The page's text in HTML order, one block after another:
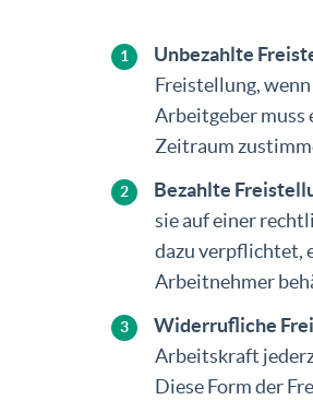
Unbezahlte
Freistellung,
Arbeitgeber muss
Zeitraum
Bezahlte
sie auf einer
dazu verpflichtet,
Arbeitnehmer
Widerrufliche
Arbeitskraft
Diese Form der